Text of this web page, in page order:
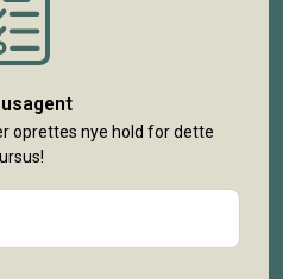
oprettes nye hold for dette